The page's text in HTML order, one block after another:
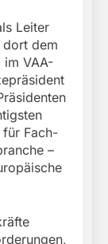
Leiter
dem
im VAA-
für Fach-
–